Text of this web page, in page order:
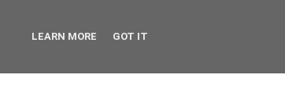
LEARN MORE GOT IT